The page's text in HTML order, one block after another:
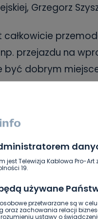
jest Telewizja Kablowa Pro-
19.
używane
przetwarzane są w
oraz zachowania relacji
ustawy o
Grzegorz
całkowicie
przejazdu na
być dobrym
sprzątania
musimy
strażnik
centrum miasta.